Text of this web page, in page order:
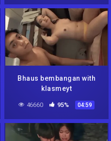
Bhaus bembangan with
klasmeyt
46660 95% 04:59